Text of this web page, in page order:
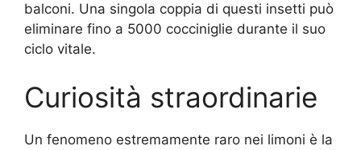
balconi. Una singola coppia di questi insetti può
eliminare fino a 5000 cocciniglie durante il suo
ciclo vitale.
Curiosità straordinarie
Un fenomeno estremamente raro nei limoni è la